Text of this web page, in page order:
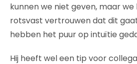
kunnen we niet geven, maar
rotsvast vertrouwen dat dit
hebben het puur op intuïtie
Hij heeft wel een tip voor